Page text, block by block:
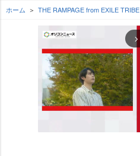
ホーム THE RAMPAGE from EXILE TRIBE
arrow_forward_ios